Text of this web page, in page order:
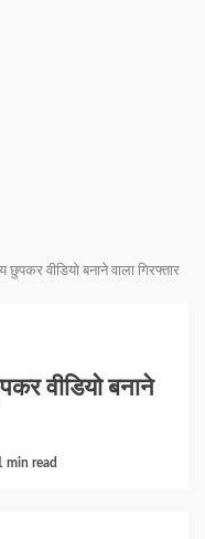
वीडियो बनाने वाला गिरफ्तार
वीडियो बनाने
min read